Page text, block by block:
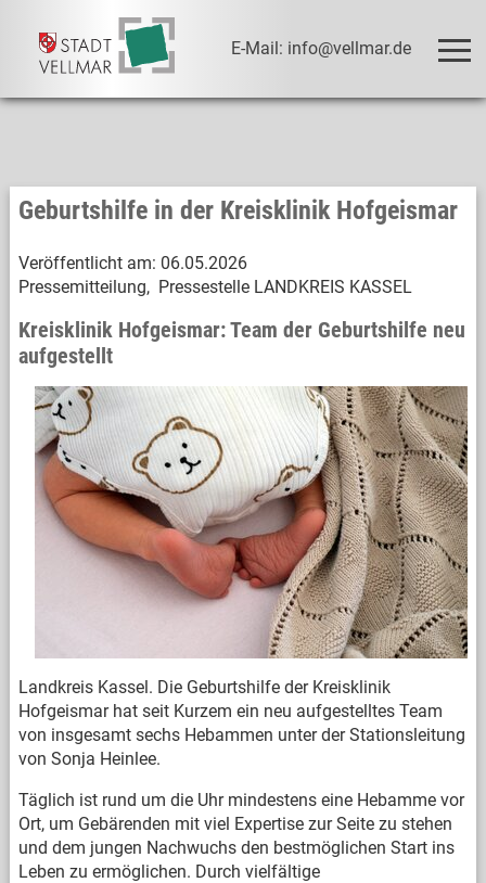
E-Mail: info@vellmar.de
Geburtshilfe in der Kreisklinik Hofgeismar
Veröffentlicht am: 06.05.2026
Pressemitteilung, Pressestelle LANDKREIS KASSEL
Kreisklinik Hofgeismar: Team der Geburtshilfe neu
aufgestellt
Landkreis Kassel. Die Geburtshilfe der Kreisklinik
Hofgeismar hat seit Kurzem ein neu aufgestelltes Team
von insgesamt sechs Hebammen unter der Stationsleitung
von Sonja Heinlee.
Täglich ist rund um die Uhr mindestens eine Hebamme vor
Ort, um Gebärenden mit viel Expertise zur Seite zu stehen
und dem jungen Nachwuchs den bestmöglichen Start ins
Leben zu ermöglichen. Durch vielfältige